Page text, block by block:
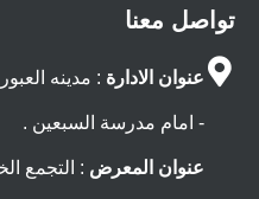
تواصل معنا
عنوان الادارة : مدينه
- امام مدرسة السبعين .
عنوان المعرض : التجمع